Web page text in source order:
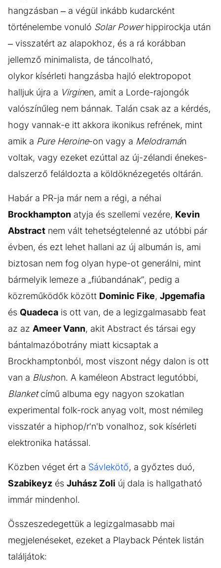
hangzásban – a végül inkább kudarcként
történelembe vonuló Solar Powerhippirockja után
– visszatért az alapokhoz, és a rá korábban
jellemző minimalista, de táncolható,
olykor kísérleti hangzásba hajló elektropopot
halljuk újra a Virginen, amit a Lorde-rajongók
valószínűleg nem bánnak. Talán csak az a kérdés,
hogy vannak-e itt akkora ikonikus refrének, mint
amik a Pure Heroine-on vagy a Melodramán
voltak, vagy ezeket ezúttal az új-zélandi énekes-
dalszerző feláldozta a köldöknézegetés oltárán.
Habár a PR-ja már nem a régi, a néhai
Brockhampton atyja és szellemi vezére, Kevin
Abstract nem vált tehetségtelenné az utóbbi pár
évben, és ezt lehet hallani az új albumán is, ami
biztosan nem fog olyan hype-ot generálni, mint
bármelyik lemeze a „fiúbandának”, pedig a
közreműködők között Dominic Fike, Jpgemafia
és Quadeca is ott van, de a legizgalmasabb feat
az az Ameer Vann, akit Abstract és társai egy
bántalmazóbotrány miatt kicsaptak a
Brockhamptonból, most viszont négy dalon is ott
van a Blushon. A kaméleon Abstract legutóbbi,
Blanketcímű albuma egy nagyon szokatlan
experimental folk-rock anyag volt, most némileg
visszatér a hiphop/r'n'b vonalhoz, sok kísérleti
elektronika hatással.
Közben véget ért a Sávlekötő, a győztes duó,
Szabikeyz és Juhász Zoli új dala is hallgatható
immár mindenhol.
Összeszedegettük a legizgalmasabb mai
megjelenéseket, ezeket a Playback Péntek listán
találjátok: